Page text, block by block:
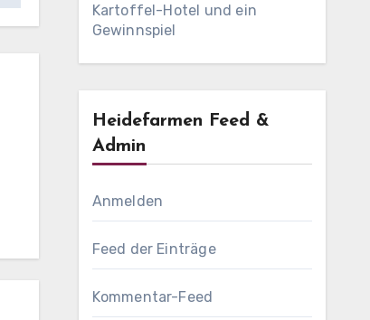
Kartoffel-Hotel und ein
Gewinnspiel
Heidefarmen Feed &
Admin
Anmelden
Feed der Einträge
Kommentar-Feed